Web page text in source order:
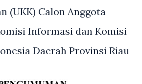
(UKK) Calon Anggota
Informasi dan Komisi
Daerah Provinsi Riau